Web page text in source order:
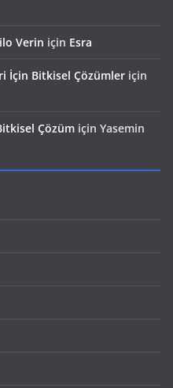
Verin için Esra
İçin Bitkisel Çözümler için
Çözüm için Yasemin